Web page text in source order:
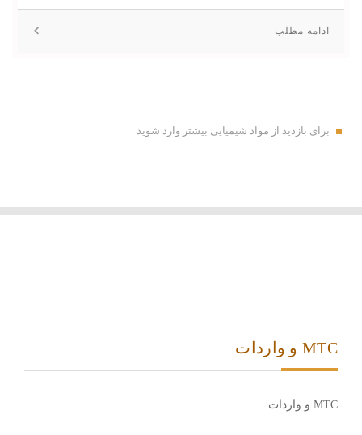
ادامه مطلب
برای بازدید از مواد شیمیایی بیشتر وارد شوید
MTC و واردات
MTC و واردات